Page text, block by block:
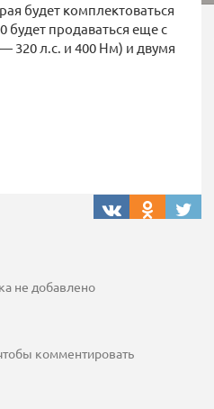
будет комплектоваться
будет продаваться еще с
320 л.с. и 400 Нм) и двумя
не добавлено
комментировать